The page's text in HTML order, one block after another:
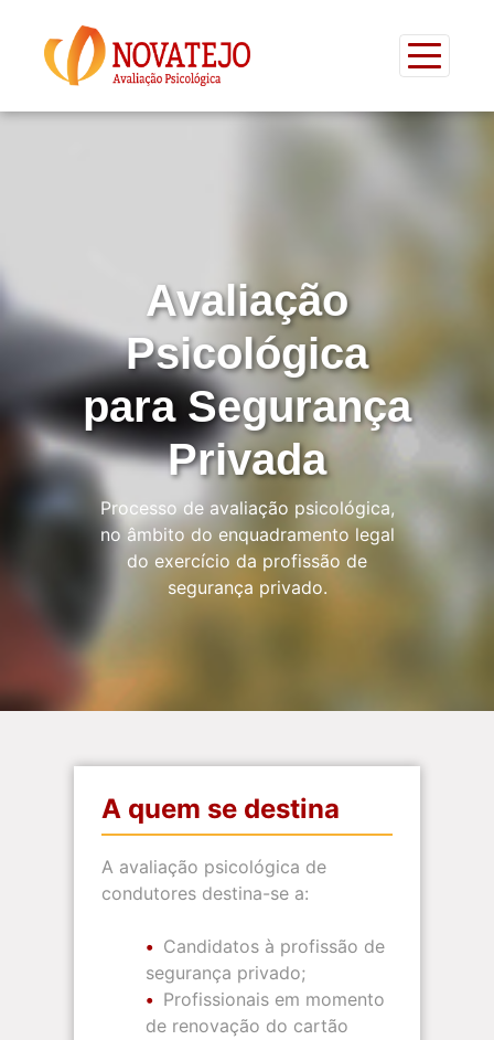
seguranca-privada */
Avaliação
Psicológica
para Segurança
Privada
Processo de avaliação psicológica,
no âmbito do enquadramento legal
do exercício da profissão de
segurança privado.
A quem se destina
A avaliação psicológica de
condutores destina-se a:
Candidatos à profissão de
segurança privado;
Profissionais em momento
de renovação do cartão